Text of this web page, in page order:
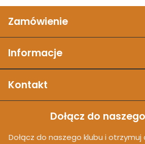
Zamówienie
Informacje
Kontakt
Dołącz do
Dołącz do naszego klubu i